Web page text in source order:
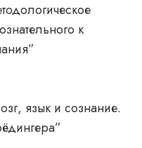
к
язык и сознание.